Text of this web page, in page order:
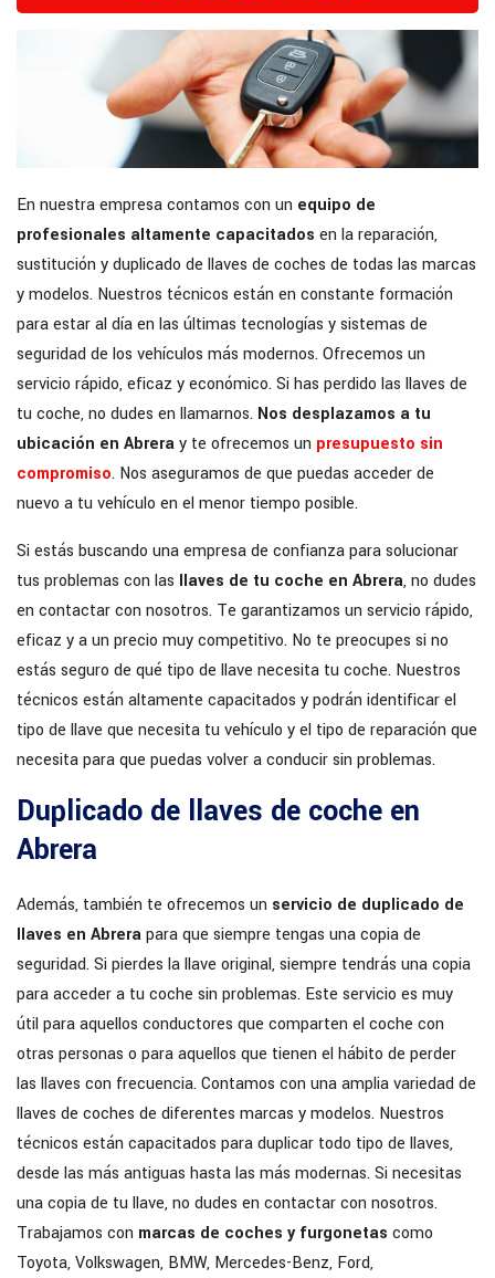
En nuestra empresa contamos con un equipo de
profesionales altamente capacitados en la reparación,
sustitución y duplicado de llaves de coches de todas las marcas
y modelos. Nuestros técnicos están en constante formación
para estar al día en las últimas tecnologías y sistemas de
seguridad de los vehículos más modernos. Ofrecemos un
servicio rápido, eficaz y económico. Si has perdido las llaves de
tu coche, no dudes en llamarnos. Nos desplazamos a tu
ubicación en Abreray te ofrecemos un presupuesto sin
compromiso. Nos aseguramos de que puedas acceder de
nuevo a tu vehículo en el menor tiempo posible.
Si estás buscando una empresa de confianza para solucionar
tus problemas con las llaves de tu coche en Abrera, no dudes
en contactar con nosotros. Te garantizamos un servicio rápido,
eficaz y a un precio muy competitivo. No te preocupes si no
estás seguro de qué tipo de llave necesita tu coche. Nuestros
técnicos están altamente capacitados y podrán identificar el
tipo de llave que necesita tu vehículo y el tipo de reparación que
necesita para que puedas volver a conducir sin problemas.
Duplicado de llaves de coche en
Abrera
Además, también te ofrecemos un servicio de duplicado de
llaves en Abrerapara que siempre tengas una copia de
seguridad. Si pierdes la llave original, siempre tendrás una copia
para acceder a tu coche sin problemas. Este servicio es muy
útil para aquellos conductores que comparten el coche con
otras personas o para aquellos que tienen el hábito de perder
las llaves con frecuencia. Contamos con una amplia variedad de
llaves de coches de diferentes marcas y modelos. Nuestros
técnicos están capacitados para duplicar todo tipo de llaves,
desde las más antiguas hasta las más modernas. Si necesitas
una copia de tu llave, no dudes en contactar con nosotros.
Trabajamos con marcas de coches y furgonetas como
Toyota, Volkswagen, BMW, Mercedes-Benz, Ford,